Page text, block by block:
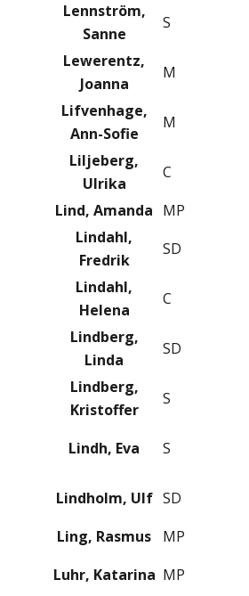
Lennström,
Sanne
S
Lewerentz,
Joanna
M
Lifvenhage,
Ann-Sofie
M
Liljeberg,
Ulrika
C
Lind, Amanda MP
Lindahl,
Fredrik
SD
Lindahl,
Helena
C
Lindberg,
Linda
SD
Lindberg,
Kristoffer
S
Lindh, Eva S
Lindholm, Ulf SD
Ling, Rasmus
MP
Luhr, Katarina MP